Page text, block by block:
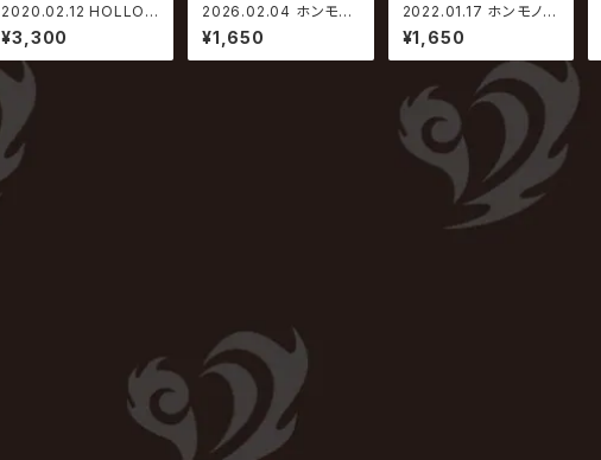
2020.02.12 HOLLO
WGRAM / Pale Blue
Dot
¥3,300
2026.02.04 ホンモノ
/ 蛾
¥1,650
2022.01.17 ホンモノ /
ニセモノ【Type-B】
¥1,650